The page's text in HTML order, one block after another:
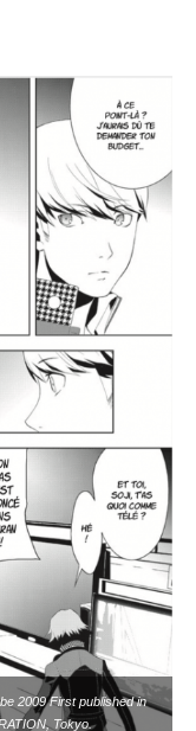
2009 First published in
Tokyo.